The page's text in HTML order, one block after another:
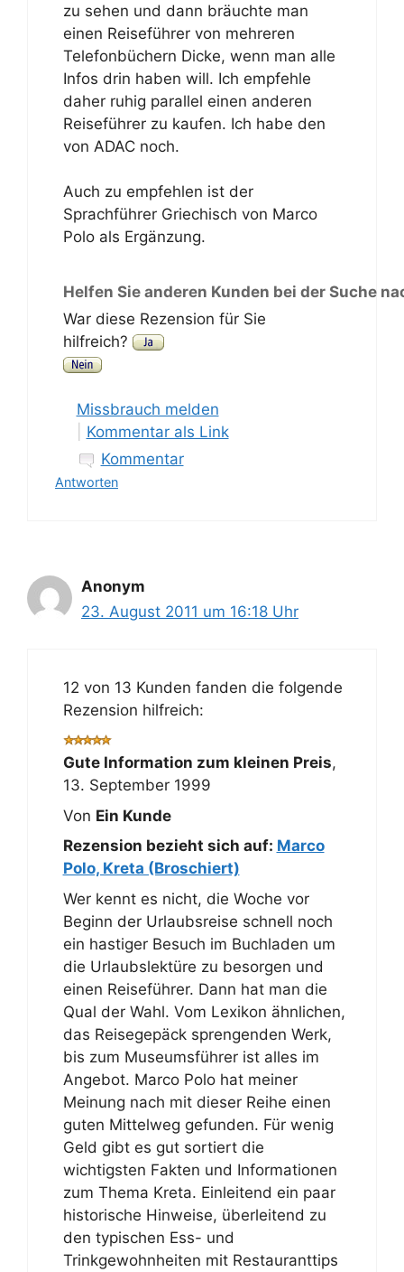
zu sehen und dann bräuchte man
einen Reiseführer von mehreren
Telefonbüchern Dicke, wenn man alle
Infos drin haben will. Ich empfehle
daher ruhig parallel einen anderen
Reiseführer zu kaufen. Ich habe den
von ADAC noch.
Auch zu empfehlen ist der
Sprachführer Griechisch von Marco
Polo als Ergänzung.
Helfen Sie anderen Kunden bei der Suche
War diese Rezension für Sie
hilfreich?
Missbrauch melden
Kommentar als Link
Kommentar
Antworten
Anonym
23. August 2011 um 16:18 Uhr
12 von 13 Kunden fanden die folgende
Rezension hilfreich:
Gute Information zum kleinen Preis,
13. September 1999
Von Ein Kunde
Rezension bezieht sich auf: Marco
Polo, Kreta (Broschiert)
Wer kennt es nicht, die Woche vor
Beginn der Urlaubsreise schnell noch
ein hastiger Besuch im Buchladen um
die Urlaubslektüre zu besorgen und
einen Reiseführer. Dann hat man die
Qual der Wahl. Vom Lexikon ähnlichen,
das Reisegepäck sprengenden Werk,
bis zum Museumsführer ist alles im
Angebot. Marco Polo hat meiner
Meinung nach mit dieser Reihe einen
guten Mittelweg gefunden. Für wenig
Geld gibt es gut sortiert die
wichtigsten Fakten und Informationen
zum Thema Kreta. Einleitend ein paar
historische Hinweise, überleitend zu
den typischen Ess- und
Trinkgewohnheiten mit Restauranttips